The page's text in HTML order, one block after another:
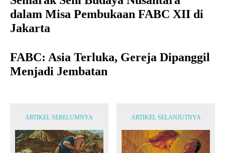
dalam Misa Pembukaan FABC XII di
Jakarta
FABC: Asia Terluka, Gereja Dipanggil
Menjadi Jembatan
ARTIKEL SEBELUMNYA ARTIKEL SELANJUTNYA